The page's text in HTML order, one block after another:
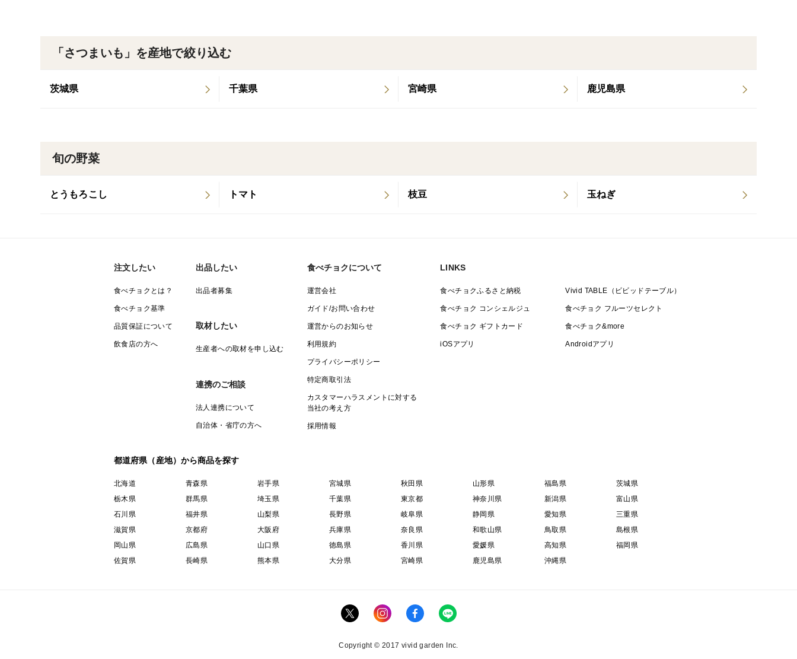
規格：S・M・L混合サイズ（50g〜200g）
みをしっかり感じていただけます。
すめ。
※箱の重さを除いた「新じゃがいもの実重量」でお届けします。
●保存方法
新聞紙で包むと湿気を防ぎ、より長持ちします。
※光に当たると緑化し、芽が出やすくなります。緑色部分や芽には有害成分が含まれるため、厚
新鮮な風味をお楽しみいただくため、到着後3週間以内のご賞味をおすすめします。
【安納芋】
「さつまいも」を産地で絞り込む
茨城県 千葉県 宮崎県 鹿児島県
旬の野菜
とうもろこし トマト 枝豆 玉ねぎ
注文したい
食べチョクとは？
食べチョク基準
品質保証について
飲食店の方へ
出品したい
出品者募集
取材したい
生産者への取材を申し込む
連携のご相談
法人連携について
自治体・省庁の方へ
食べチョクについて
運営会社
ガイド/お問い合わせ
運営からのお知らせ
利用規約
プライバシーポリシー
特定商取引法
カスタマーハラスメントに対する
当社の考え方
採用情報
LINKS
食べチョクふるさと納税 Vivid TABLE（ビビッドテーブル）
食べチョク コンシェルジュ 食べチョク フルーツセレクト
食べチョク ギフトカード 食べチョク&more
iOSアプリ Androidアプリ
都道府県（産地）から商品を探す
北海道 青森県 岩手県 宮城県 秋田県 山形県 福島県
茨城県
栃木県
群馬県 埼玉県 千葉県 東京都 神奈川県 新潟県
富山県
石川県
福井県 山梨県 長野県 岐阜県 静岡県 愛知県
三重県
滋賀県
京都府 大阪府 兵庫県 奈良県 和歌山県 鳥取県
島根県
岡山県
広島県 山口県 徳島県 香川県 愛媛県 高知県
福岡県
佐賀県
長崎県 熊本県 大分県 宮崎県 鹿児島県 沖縄県
Copyright © 2017 vivid garden Inc.